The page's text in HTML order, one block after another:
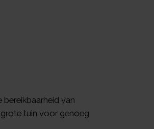
van
tuin voor genoeg